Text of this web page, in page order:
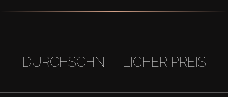
DURCHSCHNITTLICHER PREIS